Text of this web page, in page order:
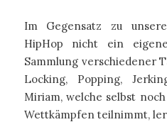
Im Gegensatz zu
HipHop nicht ein
Sammlung verschiedener
Locking, Popping,
Miriam, welche selbst
Wettkämpfen teilnimmt,